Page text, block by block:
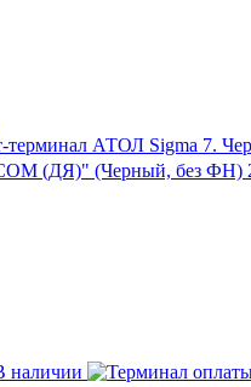
терминал АТОЛ Sigma 7.
(ДЯ)" (Черный, без ФН)
наличии